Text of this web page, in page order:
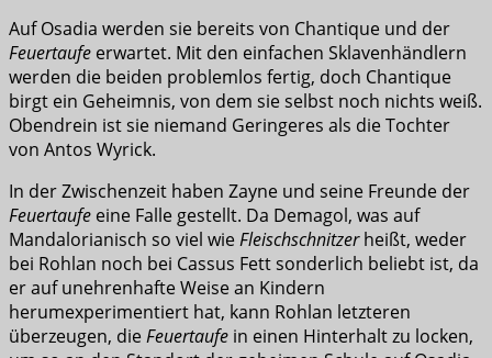
Auf Osadia werden sie bereits von Chantique und der
Feuertaufe erwartet. Mit den einfachen Sklavenhändlern
werden die beiden problemlos fertig, doch Chantique
birgt ein Geheimnis, von dem sie selbst noch nichts weiß.
Obendrein ist sie niemand Geringeres als die Tochter
von Antos Wyrick.
In der Zwischenzeit haben Zayne und seine Freunde der
Feuertaufe eine Falle gestellt. Da Demagol, was auf
Mandalorianisch so viel wieFleischschnitzerheißt, weder
bei Rohlan noch bei Cassus Fett sonderlich beliebt ist, da
er auf unehrenhafte Weise an Kindern
herumexperimentiert hat, kann Rohlan letzteren
überzeugen, dieFeuertaufe in einen Hinterhalt zu locken,